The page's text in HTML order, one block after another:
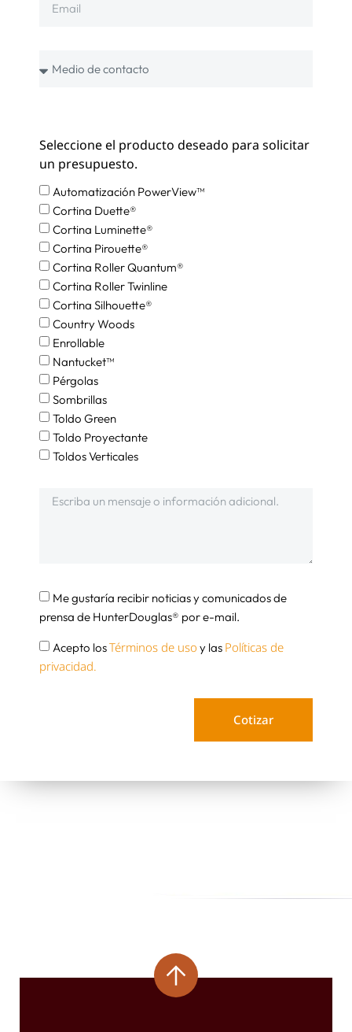
Seleccione el producto deseado para solicitar
un presupuesto.
Automatización PowerView™
Cortina Duette®
Cortina Luminette®
Cortina Pirouette®
Cortina Roller Quantum®
Cortina Roller Twinline
Cortina Silhouette®
Country Woods
Enrollable
Nantucket™
Pérgolas
Sombrillas
Toldo Green
Toldo Proyectante
Toldos Verticales
Me gustaría recibir noticias y comunicados de
prensa de HunterDouglas® por e-mail.
Acepto losTérminos de uso y las Políticas de
privacidad.
Cotizar